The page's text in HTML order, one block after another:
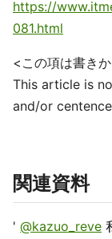
https://
081.html
<この項は書き
This article is
and/or
関連資料
' @kazuo_reve